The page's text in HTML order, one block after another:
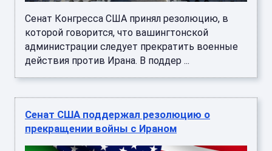
Сенат Конгресса США принял резолюцию, в
которой говорится, что вашингтонской
администрации следует прекратить военные
действия против Ирана. В поддер ...
Сенат США поддержал резолюцию о
прекращении войны с Ираном